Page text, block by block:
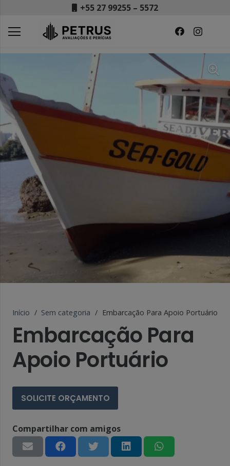
+55 27 99255 – 5572
Início / Sem categoria / Embarcação Para Apoio Portuário
Embarcação Para
Apoio Portuário
SOLICITE ORÇAMENTO
Compartilhar com amigos